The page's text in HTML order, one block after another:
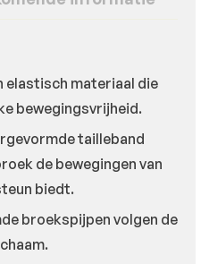
elastisch materiaal die
bewegingsvrijheid.
tailleband
de bewegingen van
biedt.
broekspijpen volgen de